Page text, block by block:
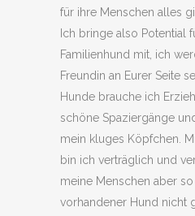
für ihre Menschen alles
Ich bringe also Potential
Familienhund mit, ich
Freundin an Eurer Seite
Hunde brauche ich
schöne Spaziergänge
mein kluges Köpfchen.
bin ich verträglich und
meine Menschen aber
vorhandener Hund nicht